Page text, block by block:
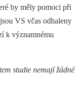
by měly pomoci při
VS včas odhaleny
k významnému
studie nemají žádné